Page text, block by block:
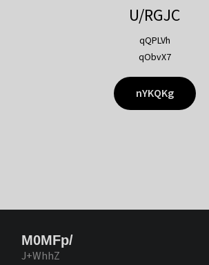
U/RGJC
qQPLVh
qObvX7
nYKQKg
M0MFp/
J+WhhZ